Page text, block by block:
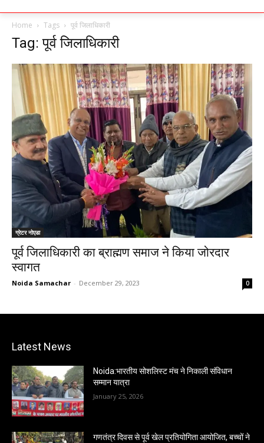
Home Tags पूर्व जिलाधिकारी
Tag: पूर्व जिलाधिकारी
ग्रेटर नोएडा
पूर्व जिलाधिकारी का ब्राह्मण समाज ने किया जोरदार
स्वागत
Noida Samachar - December 29, 2023 0
Latest News
Noida:भारतीय सोशलिस्ट मंच ने निकाली संविधान
सम्मान यात्रा
January 25, 2026
गणतंत्र दिवस से पूर्व खेल प्रतियोगिता आयोजित, बच्चों ने